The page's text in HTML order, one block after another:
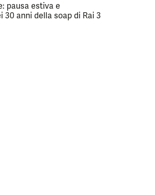
pausa estiva e
30 anni della soap di Rai 3